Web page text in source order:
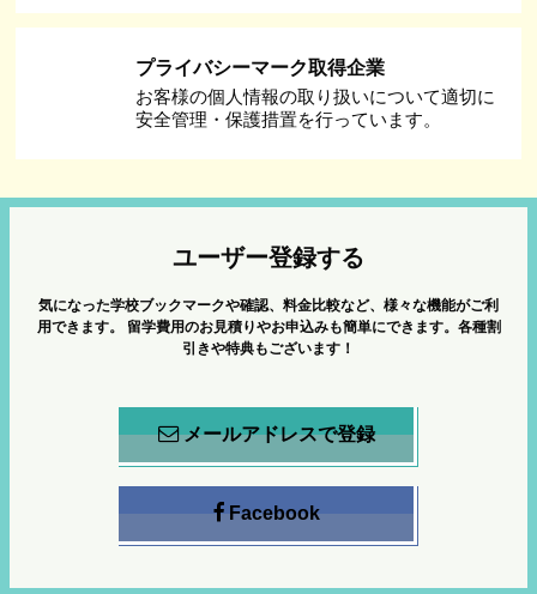
プライバシーマーク取得企業
お客様の個人情報の取り扱いについて適切に
安全管理・保護措置を行っています。
ユーザー登録する
気になった学校ブックマークや確認、料金比較など、様々な機能がご利
用できます。
留学費用のお見積りやお申込みも簡単にできます。各種割
引きや特典もございます！
メールアドレスで登録
Facebook